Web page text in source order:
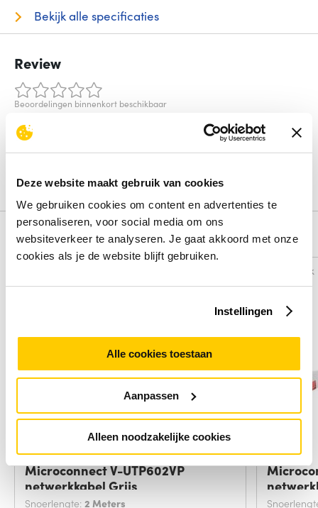
Deze website maakt gebruik van cookies
We gebruiken cookies om content en advertenties te
personaliseren, voor social media om ons
websiteverkeer te analyseren. Je gaat akkoord met onze
cookies als je de website blijft gebruiken.
Instellingen
Alle cookies toestaan
Aanpassen
Alleen noodzakelijke cookies
Bekijk alle specificaties
Review
Beoordelingen binnenkort beschikbaar
Deel je ervaring met het product door het schrijven van een
Schrijf een review
Alternatieven
Microconnect V-UTP602VP
netwerkkabel Grijs
Snoerlengte: 2 Meters
Vergelijk